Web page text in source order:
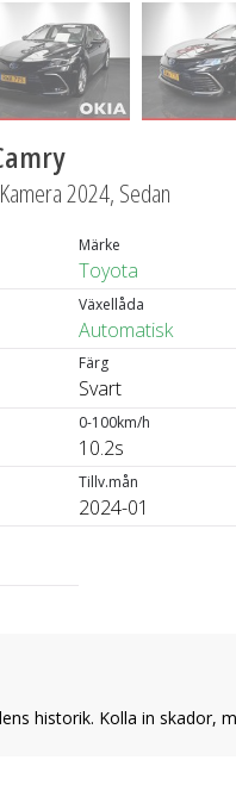
2024, Sedan
Märke
Toyota
Växellåda
Automatisk
Färg
Svart
0-100km/h
10.2s
Tillv.mån
2024-01
historik. Kolla in skador,